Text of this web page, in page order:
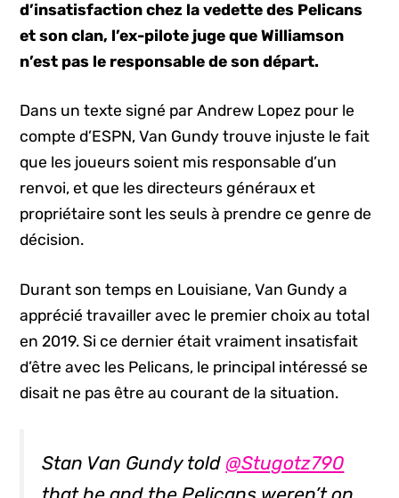
d’insatisfaction chez la vedette des Pelicans
et son clan, l’ex-pilote juge que Williamson
n’est pas le responsable de son départ.
Dans un texte signé par Andrew Lopez pour le
compte d’ESPN, Van Gundy trouve injuste le fait
que les joueurs soient mis responsable d’un
renvoi, et que les directeurs généraux et
propriétaire sont les seuls à prendre ce genre de
décision.
Durant son temps en Louisiane, Van Gundy a
apprécié travailler avec le premier choix au total
en 2019. Si ce dernier était vraiment insatisfait
d’être avec les Pelicans, le principal intéressé se
disait ne pas être au courant de la situation.
Stan Van Gundy told @Stugotz790